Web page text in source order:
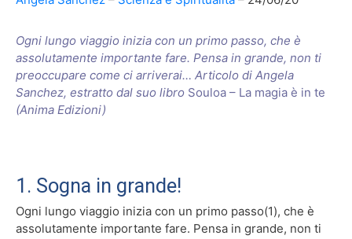
Ogni lungo viaggio inizia con un primo passo, che è
assolutamente importante fare. Pensa in grande, non ti
preoccupare come ci arriverai… Articolo di Angela
Sanchez, estratto dal suo libro Souloa – La magia è in te
(Anima Edizioni)
1. Sogna in grande!
Ogni lungo viaggio inizia con un primo passo(1), che è
assolutamente importante fare. Pensa in grande, non ti